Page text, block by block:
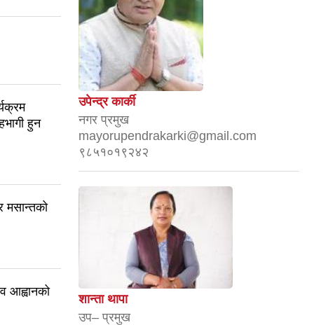
हुन
आह्वानको
उपेन्द्र कार्की
नगर प्रमुख
mayorupendrakarki@gmail.com
९८५१०१९२४२
शान्ता थापा
उप– प्रमुख